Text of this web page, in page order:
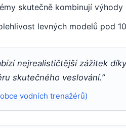
skutečně kombinují
levných modelů pod
nejrealističtější zážitek
skutečného veslování.”
vodních trenažérů)